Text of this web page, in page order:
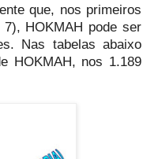
que, nos primeiros
HOKMAH pode ser
Nas tabelas abaixo
HOKMAH, nos 1.189